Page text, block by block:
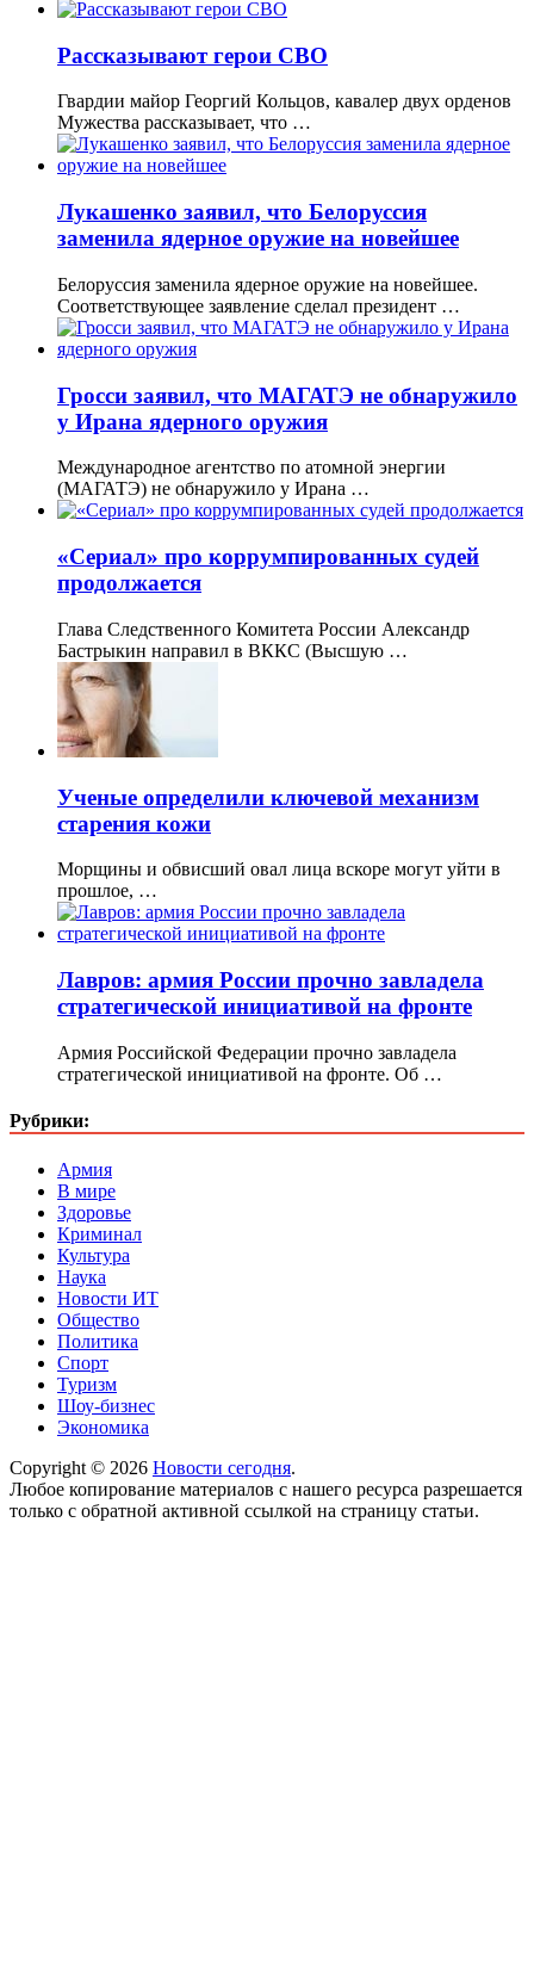
Рассказывают герои СВО
Гвардии майор Георгий Кольцов, кавалер двух орденов
Мужества рассказывает, что …
Лукашенко заявил, что Белоруссия
заменила ядерное оружие на новейшее
Белоруссия заменила ядерное оружие на новейшее.
Соответствующее заявление сделал президент …
Гросси заявил, что МАГАТЭ не обнаружило
у Ирана ядерного оружия
Международное агентство по атомной энергии
(МАГАТЭ) не обнаружило у Ирана …
«Сериал» про коррумпированных судей
продолжается
Глава Следственного Комитета России Александр
Бастрыкин направил в ВККС (Высшую …
Ученые определили ключевой механизм
старения кожи
Морщины и обвисший овал лица вскоре могут уйти в
прошлое, …
Лавров: армия России прочно завладела
стратегической инициативой на фронте
Армия Российской Федерации прочно завладела
стратегической инициативой на фронте. Об …
Рубрики:
Армия
В мире
Здоровье
Криминал
Культура
Наука
Новости ИТ
Общество
Политика
Спорт
Туризм
Шоу-бизнес
Экономика
Copyright © 2026 Новости сегодня.
Любое копирование материалов с нашего ресурса разрешается
только с обратной активной ссылкой на страницу статьи.